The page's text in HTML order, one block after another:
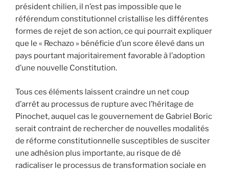
président chilien, il n’est pas impossible que le
référendum constitutionnel cristallise les différentes
formes de rejet de son action, ce qui pourrait expliquer
que le « Rechazo » bénéficie d’un score élevé dans un
pays pourtant majoritairement favorable à l’adoption
d’une nouvelle Constitution.
Tous ces éléments laissent craindre un net coup
d’arrêt au processus de rupture avec l’héritage de
Pinochet, auquel cas le gouvernement de Gabriel Boric
serait contraint de rechercher de nouvelles modalités
de réforme constitutionnelle susceptibles de susciter
une adhésion plus importante, au risque de dé
radicaliser le processus de transformation sociale en